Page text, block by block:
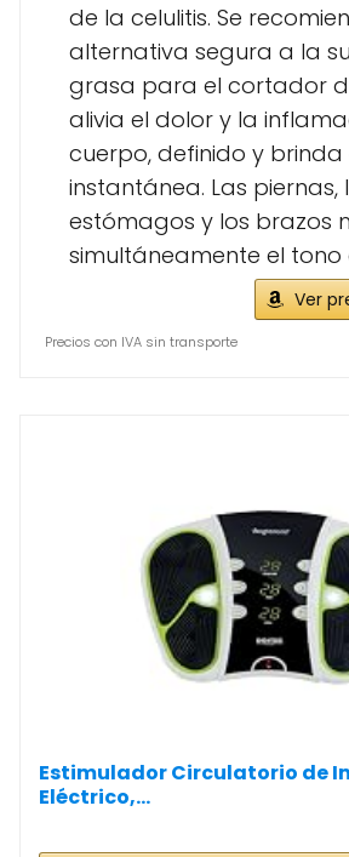
de la celulitis. Se
alternativa segura a la
grasa para el cortador
alivia el dolor y la
cuerpo, definido y
instantánea. Las piernas,
estómagos y los brazos
simultáneamente el tono
Ver
Precios con IVA sin transporte
Estimulador Circulatorio de
Eléctrico,...